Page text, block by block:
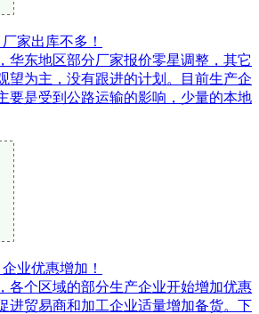
家出库不多！
华东地区部分厂家报价零星调整，其它
望为主，没有跟进的计划。目前生产企
要是受到公路运输的影响，少量的本地
业优惠增加！
各个区域的部分生产企业开始增加优惠
进贸易商和加工企业适量增加备货。下